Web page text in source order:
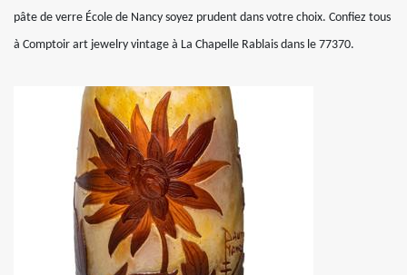
pâte de verre École de Nancy soyez prudent dans votre choix. Confiez tous
à Comptoir art jewelry vintage à La Chapelle Rablais dans le 77370.